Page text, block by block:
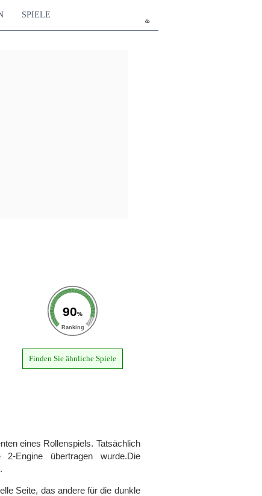
de
SPIELE
90%
Ranking
Finden Sie ähnliche Spiele
eines Rollenspiels. Tatsächlich
übertragen wurde.Die
Seite, das andere für die dunkle